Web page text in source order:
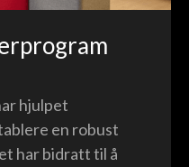
hjulpet
en robust
har bidratt til å